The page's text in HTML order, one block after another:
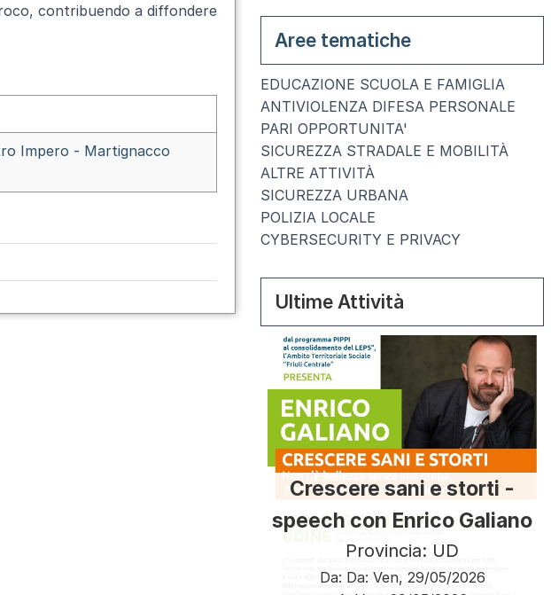
contribuendo a diffondere
Impero - Martignacco
Aree tematiche
EDUCAZIONE SCUOLA E FAMIGLIA
ANTIVIOLENZA DIFESA PERSONALE
PARI OPPORTUNITA'
SICUREZZA STRADALE E MOBILITÀ
ALTRE ATTIVITÀ
SICUREZZA URBANA
POLIZIA LOCALE
CYBERSECURITY E PRIVACY
Ultime Attività
Crescere sani e storti -
speech con Enrico Galiano
Provincia: UD
Da: Da: Ven, 29/05/2026